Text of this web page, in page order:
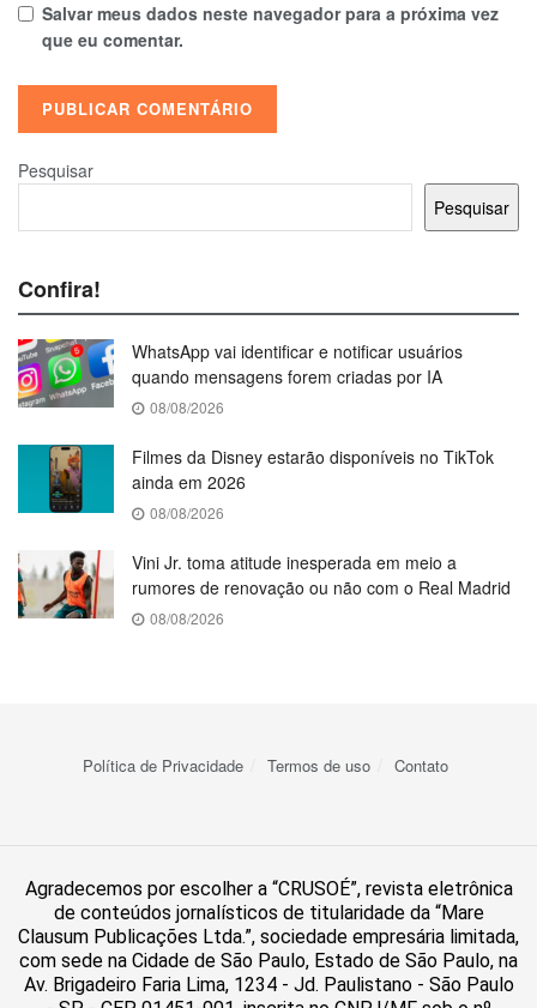
Salvar meus dados neste navegador para a próxima vez
que eu comentar.
Pesquisar
Pesquisar
Confira!
WhatsApp vai identificar e notificar usuários
quando mensagens forem criadas por IA
08/08/2026
Filmes da Disney estarão disponíveis no TikTok
ainda em 2026
08/08/2026
Vini Jr. toma atitude inesperada em meio a
rumores de renovação ou não com o Real Madrid
08/08/2026
Política de Privacidade Termos de uso Contato
Agradecemos por escolher a “CRUSOÉ”, revista eletrônica
de conteúdos jornalísticos de titularidade da “Mare
Clausum Publicações Ltda.”, sociedade empresária limitada,
com sede na Cidade de São Paulo, Estado de São Paulo, na
Av. Brigadeiro Faria Lima, 1234 - Jd. Paulistano - São Paulo